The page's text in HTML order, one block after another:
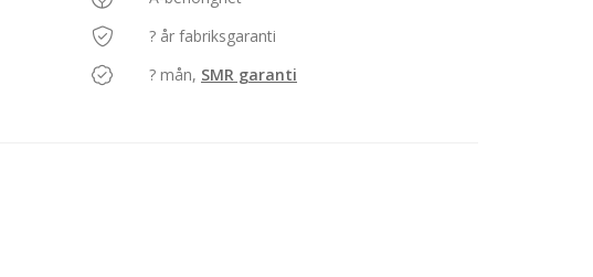
? år fabriksgaranti
? mån, SMR garanti